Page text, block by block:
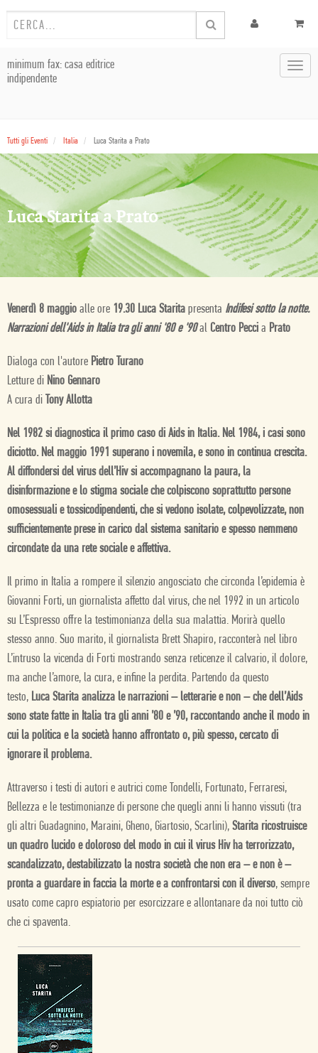
minimum fax: casa editrice
indipendente
Tutti gli Eventi Italia Luca Starita a Prato
Luca Starita a Prato
Venerdì 8 maggio alle ore 19.30 Luca Starita presenta Indifesi sotto la notte.
Narrazioni dell'Aids in Italia tra gli anni '80 e '90al Centro Pecci a Prato
Dialoga con l'autore Pietro Turano
Letture di Nino Gennaro
A cura di Tony Allotta
Nel 1982 si diagnostica il primo caso di Aids in Italia. Nel 1984, i casi sono
diciotto. Nel maggio 1991 superano i novemila, e sono in continua crescita.
Al diffondersi del virus dell’Hiv si accompagnano la paura, la
disinformazione e lo stigma sociale che colpiscono soprattutto persone
omosessuali e tossicodipendenti, che si vedono isolate, colpevolizzate, non
sufficientemente prese in carico dal sistema sanitario e spesso nemmeno
circondate da una rete sociale e affettiva.
Il primo in Italia a rompere il silenzio angosciato che circonda l’epidemia è
Giovanni Forti, un giornalista affetto dal virus, che nel 1992 in un articolo
su L’Espresso offre la testimonianza della sua malattia. Morirà quello
stesso anno. Suo marito, il giornalista Brett Shapiro, racconterà nel libro
L’intruso la vicenda di Forti mostrando senza reticenze il calvario, il dolore,
ma anche l’amore, la cura, e infine la perdita. Partendo da questo
testo, Luca Starita analizza le narrazioni – letterarie e non – che dell’Aids
sono state fatte in Italia tra gli anni ’80 e ’90, raccontando anche il modo in
cui la politica e la società hanno affrontato o, più spesso, cercato di
ignorare il problema.
Attraverso i testi di autori e autrici come Tondelli, Fortunato, Ferraresi,
Bellezza e le testimonianze di persone che quegli anni li hanno vissuti (tra
gli altri Guadagnino, Maraini, Gheno, Giartosio, Scarlini), Starita ricostruisce
un quadro lucido e doloroso del modo in cui il virus Hiv ha terrorizzato,
scandalizzato, destabilizzato la nostra società che non era – e non è –
pronta a guardare in faccia la morte e a confrontarsi con il diverso, sempre
usato come capro espiatorio per esorcizzare e allontanare da noi tutto ciò
che ci spaventa.